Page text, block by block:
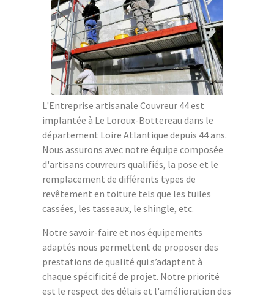
L'Entreprise artisanale Couvreur 44 est
implantée à Le Loroux-Bottereau dans le
département Loire Atlantique depuis 44 ans.
Nous assurons avec notre équipe composée
d'artisans couvreurs qualifiés, la pose et le
remplacement de différents types de
revêtement en toiture tels que les tuiles
cassées, les tasseaux, le shingle, etc.
Notre savoir-faire et nos équipements
adaptés nous permettent de proposer des
prestations de qualité qui s’adaptent à
chaque spécificité de projet. Notre priorité
est le respect des délais et l'amélioration des